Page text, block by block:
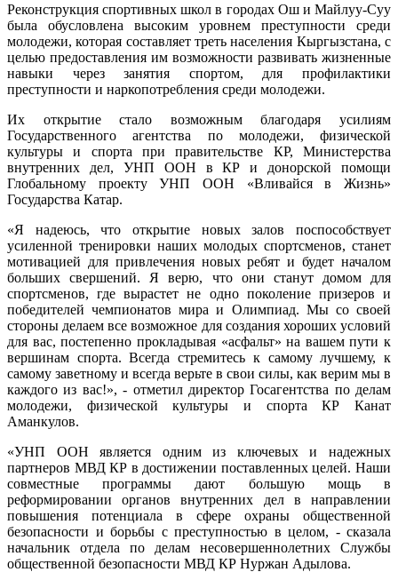
Реконструкция спортивных школ в городах Ош и Майлуу-Суу
была обусловлена высоким уровнем преступности среди
молодежи, которая составляет треть населения Кыргызстана, с
целью предоставления им возможности развивать жизненные
навыки через занятия спортом, для профилактики
преступности и наркопотребления среди молодежи.
Их открытие стало возможным благодаря усилиям
Государственного агентства по молодежи, физической
культуры и спорта при правительстве КР, Министерства
внутренних дел, УНП ООН в КР и донорской помощи
Глобальному проекту УНП ООН «Вливайся в Жизнь»
Государства Катар.
«Я надеюсь, что открытие новых залов поспособствует
усиленной тренировки наших молодых спортсменов, станет
мотивацией для привлечения новых ребят и будет началом
больших свершений. Я верю, что они станут домом для
спортсменов, где вырастет не одно поколение призеров и
победителей чемпионатов мира и Олимпиад. Мы со своей
стороны делаем все возможное для создания хороших условий
для вас, постепенно прокладывая «асфальт» на вашем пути к
вершинам спорта. Всегда стремитесь к самому лучшему, к
самому заветному и всегда верьте в свои силы, как верим мы в
каждого из вас!», - отметил директор Госагентства по делам
молодежи, физической культуры и спорта КР Канат
Аманкулов.
«УНП ООН является одним из ключевых и надежных
партнеров МВД КР в достижении поставленных целей. Наши
совместные программы дают большую мощь в
реформировании органов внутренних дел в направлении
повышения потенциала в сфере охраны общественной
безопасности и борьбы с преступностью в целом, - сказала
начальник отдела по делам несовершеннолетних Службы
общественной безопасности МВД КР Нуржан Адылова.